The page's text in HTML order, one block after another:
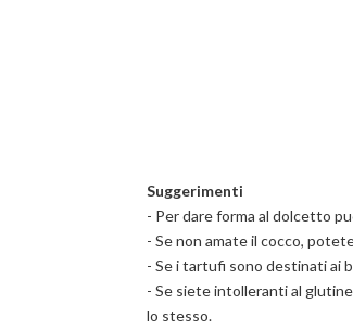
Suggerimenti
- Per dare forma al dolcetto
- Se non amate il cocco,
- Se i tartufi sono destinati ai
- Se siete intolleranti al
lo stesso.